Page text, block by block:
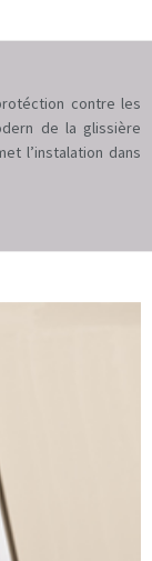
contre les
de la glissière
l’instalation dans